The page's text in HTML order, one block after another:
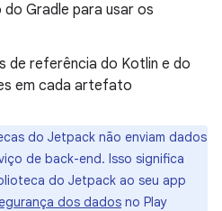
Gradle para usar os
de referência do Kotlin e do
em cada artefato
do Jetpack não enviam dados
de back-end. Isso significa
do Jetpack ao seu app
dos dados no Play